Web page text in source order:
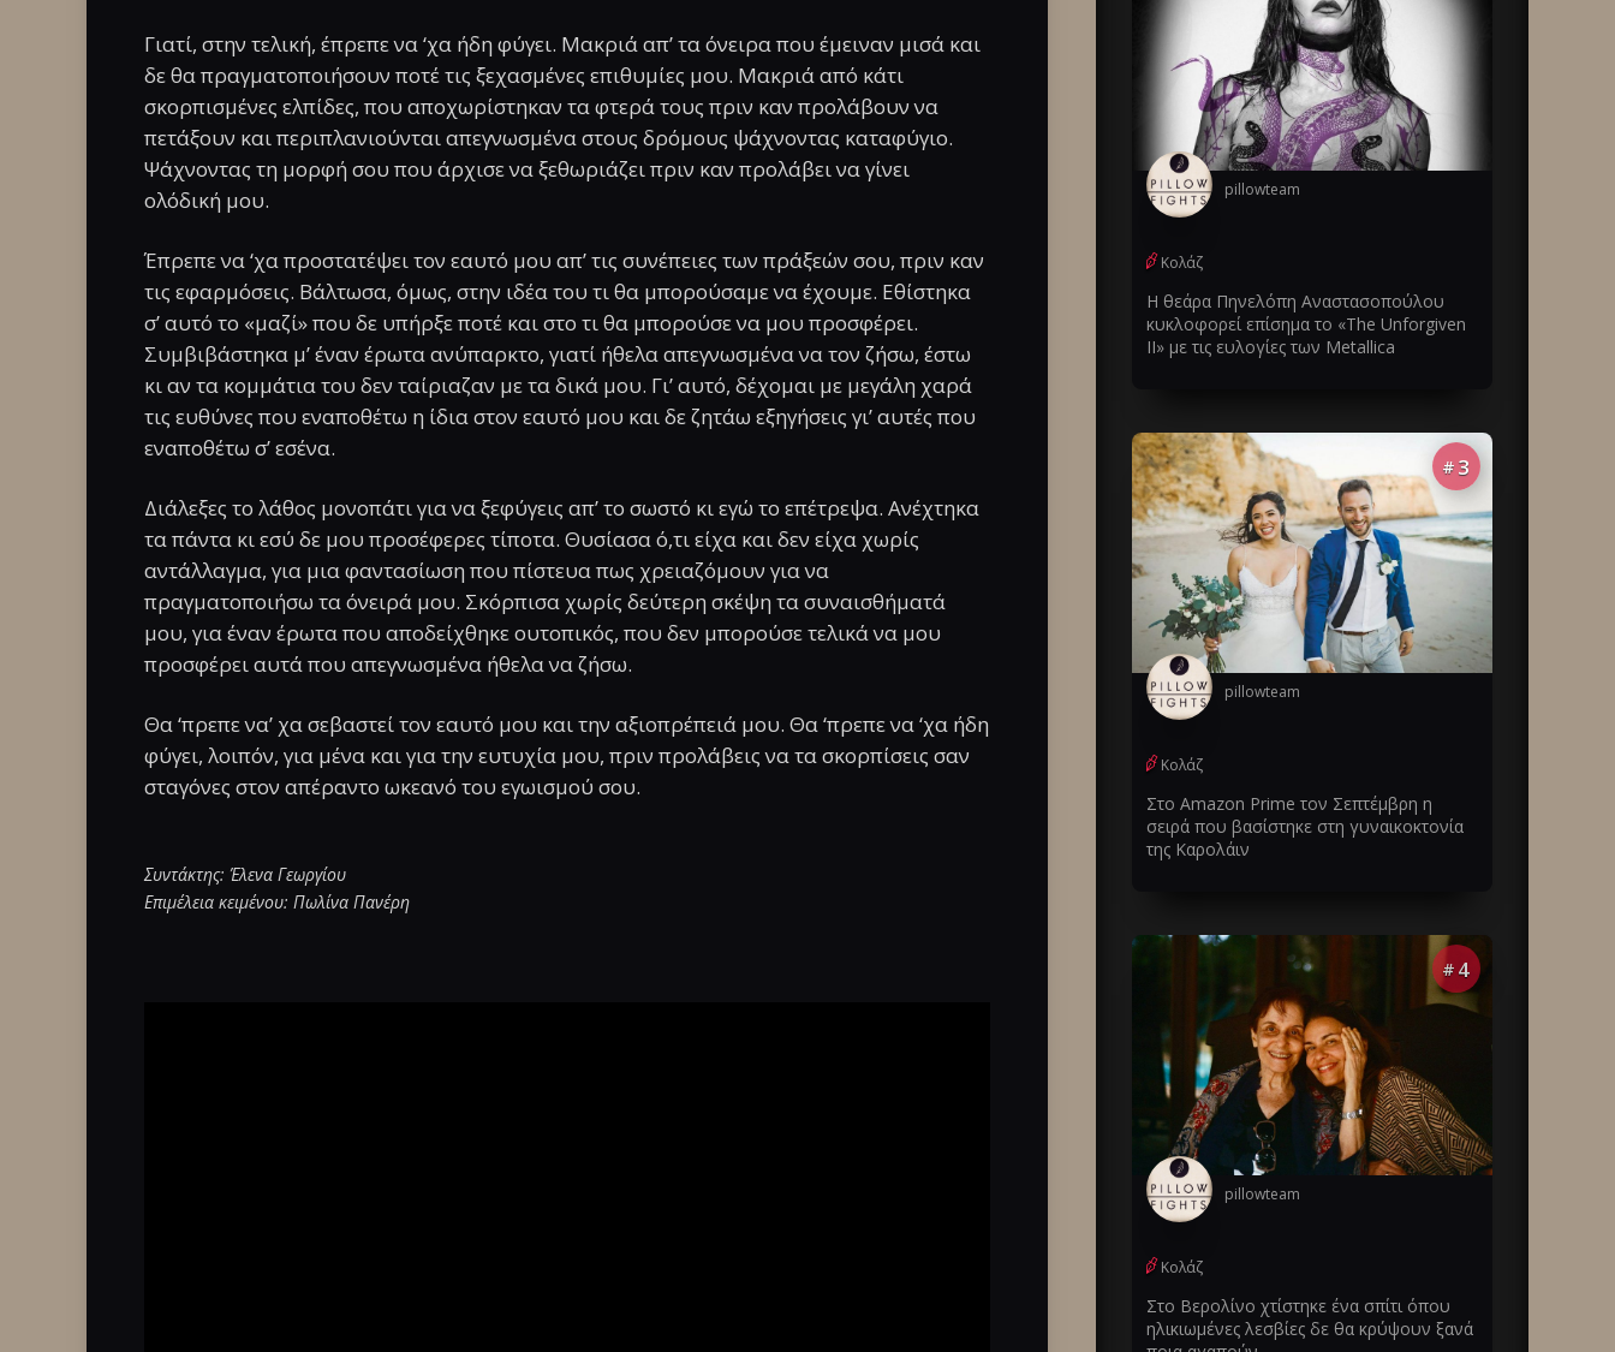
Γιατί, στην τελική, έπρεπε να ‘χα ήδη φύγει. Μακριά απ’ τα όνειρα που έμειναν μισά και
δε θα πραγματοποιήσουν ποτέ τις ξεχασμένες επιθυμίες μου. Μακριά από κάτι
σκορπισμένες ελπίδες, που αποχωρίστηκαν τα φτερά τους πριν καν προλάβουν να
πετάξουν και περιπλανιούνται απεγνωσμένα στους δρόμους ψάχνοντας καταφύγιο.
Ψάχνοντας τη μορφή σου που άρχισε να ξεθωριάζει πριν καν προλάβει να γίνει
ολόδική μου.
Έπρεπε να ‘χα προστατέψει τον εαυτό μου απ’ τις συνέπειες των πράξεών σου, πριν καν
τις εφαρμόσεις. Βάλτωσα, όμως, στην ιδέα του τι θα μπορούσαμε να έχουμε. Εθίστηκα
σ’ αυτό το «μαζί» που δε υπήρξε ποτέ και στο τι θα μπορούσε να μου προσφέρει.
Συμβιβάστηκα μ’ έναν έρωτα ανύπαρκτο, γιατί ήθελα απεγνωσμένα να τον ζήσω, έστω
κι αν τα κομμάτια του δεν ταίριαζαν με τα δικά μου. Γι’ αυτό, δέχομαι με μεγάλη χαρά
τις ευθύνες που εναποθέτω η ίδια στον εαυτό μου και δε ζητάω εξηγήσεις γι’ αυτές που
εναποθέτω σ’ εσένα.
Διάλεξες το λάθος μονοπάτι για να ξεφύγεις απ’ το σωστό κι εγώ το επέτρεψα. Ανέχτηκα
τα πάντα κι εσύ δε μου προσέφερες τίποτα. Θυσίασα ό,τι είχα και δεν είχα χωρίς
αντάλλαγμα, για μια φαντασίωση που πίστευα πως χρειαζόμουν για να
πραγματοποιήσω τα όνειρά μου. Σκόρπισα χωρίς δεύτερη σκέψη τα συναισθήματά
μου, για έναν έρωτα που αποδείχθηκε ουτοπικός, που δεν μπορούσε τελικά να μου
προσφέρει αυτά που απεγνωσμένα ήθελα να ζήσω.
Θα ‘πρεπε να’ χα σεβαστεί τον εαυτό μου και την αξιοπρέπειά μου. Θα ‘πρεπε να ‘χα ήδη
φύγει, λοιπόν, για μένα και για την ευτυχία μου, πριν προλάβεις να τα σκορπίσεις σαν
σταγόνες στον απέραντο ωκεανό του εγωισμού σου.
Συντάκτης: Έλενα Γεωργίου
Επιμέλεια κειμένου: Πωλίνα Πανέρη
pillowteam
Κολάζ
Η θεάρα Πηνελόπη Αναστασοπούλου
κυκλοφορεί επίσημα το «The Unforgiven
II» με τις ευλογίες των Metallica
# 3
pillowteam
Κολάζ
Στο Amazon Prime τον Σεπτέμβρη η
σειρά που βασίστηκε στη γυναικοκτονία
της Καρολάιν
# 4
pillowteam
Κολάζ
Στο Βερολίνο χτίστηκε ένα σπίτι όπου
ηλικιωμένες λεσβίες δε θα κρύψουν ξανά